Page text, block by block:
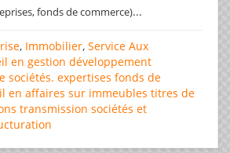
fonds de commerce)...
, Immobilier, Service Aux
en gestion développement
sociétés. expertises fonds de
en affaires sur immeubles titres de
transmission sociétés et